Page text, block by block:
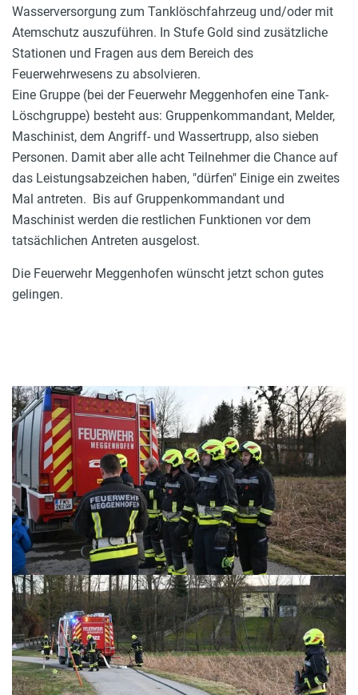
Wasserversorgung zum Tanklöschfahrzeug und/oder mit
Atemschutz auszuführen. In Stufe Gold sind zusätzliche
Stationen und Fragen aus dem Bereich des
Feuerwehrwesens zu absolvieren.
Eine Gruppe (bei der Feuerwehr Meggenhofen eine Tank-
Löschgruppe) besteht aus: Gruppenkommandant, Melder,
Maschinist, dem Angriff- und Wassertrupp, also sieben
Personen. Damit aber alle acht Teilnehmer die Chance auf
das Leistungsabzeichen haben, "dürfen" Einige ein zweites
Mal antreten. Bis auf Gruppenkommandant und
Maschinist werden die restlichen Funktionen vor dem
tatsächlichen Antreten ausgelost.
Die Feuerwehr Meggenhofen wünscht jetzt schon gutes
gelingen.